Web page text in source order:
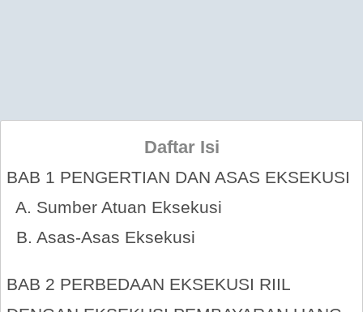
Daftar Isi
BAB 1 PENGERTIAN DAN ASAS EKSEKUSI
A. Sumber Atuan Eksekusi
B. Asas-Asas Eksekusi
BAB 2 PERBEDAAN EKSEKUSI RIIL